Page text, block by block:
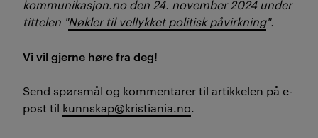
kommunikasjon.no den 24. november 2024 under
tittelen "Nøkler til vellykket politisk påvirkning".
Vi vil gjerne høre fra deg!
Send spørsmål og kommentarer til artikkelen på e-
post til kunnskap@kristiania.no.